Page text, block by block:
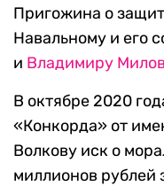
Пригожина о
Навальному и его
и Владимиру
В октябре 2020
«Конкорда» от
Волкову иск о
миллионов рублей